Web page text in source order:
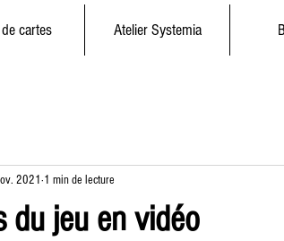
cartes Atelier Systemia
du jeu en vidéo
2021 1 min de lecture